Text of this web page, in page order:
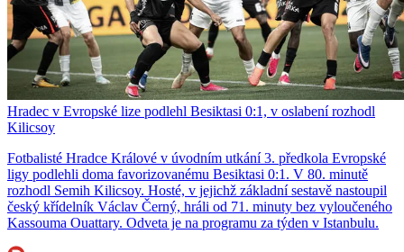
Hradec v Evropské lize podlehl Besiktasi 0:1, v oslabení rozhodl
Kilicsoy
Fotbalisté Hradce Králové v úvodním utkání 3. předkola Evropské
ligy podlehli doma favorizovanému Besiktasi 0:1. V 80. minutě
rozhodl Semih Kilicsoy. Hosté, v jejichž základní sestavě nastoupil
český křídelník Václav Černý, hráli od 71. minuty bez vyloučeného
Kassouma Ouattary. Odveta je na programu za týden v Istanbulu.